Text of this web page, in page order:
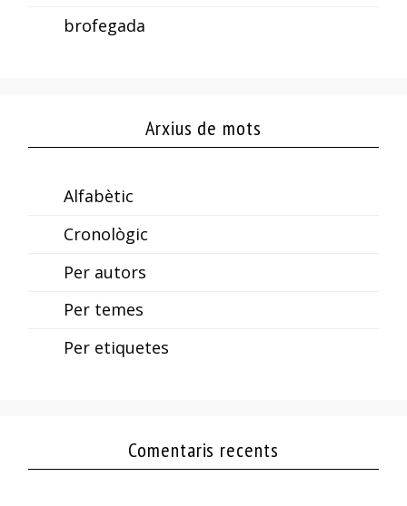
brofegada
Arxius de mots
Alfabètic
Cronològic
Per autors
Per temes
Per etiquetes
Comentaris recents